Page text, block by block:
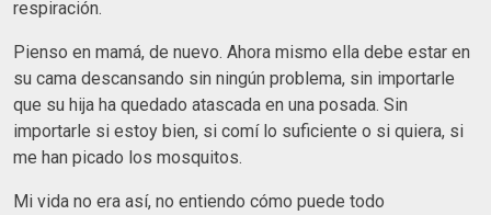
respiración.
Pienso en mamá, de nuevo. Ahora mismo ella debe estar en
su cama descansando sin ningún problema, sin importarle
que su hija ha quedado atascada en una posada. Sin
importarle si estoy bien, si comí lo suficiente o si quiera, si
me han picado los mosquitos.
Mi vida no era así, no entiendo cómo puede todo